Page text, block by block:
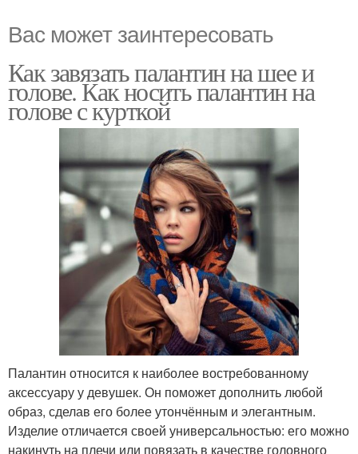
Вас может заинтересовать
Как завязать палантин на шее и
голове. Как носить палантин на
голове с курткой
Палантин относится к наиболее востребованному
аксессуару у девушек. Он поможет дополнить любой
образ, сделав его более утончённым и элегантным.
Изделие отличается своей универсальностью: его можно
накинуть на плечи или повязать в качестве головного